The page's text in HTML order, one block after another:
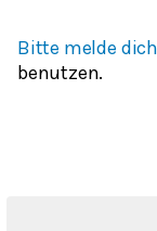
Bitte melde
benutzen.